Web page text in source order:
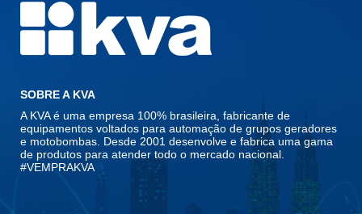
SOBRE A KVA
A KVA é uma empresa 100% brasileira, fabricante de
equipamentos voltados para automação de grupos geradores
e motobombas. Desde 2001 desenvolve e fabrica uma gama
de produtos para atender todo o mercado nacional.
#VEMPRAKVA